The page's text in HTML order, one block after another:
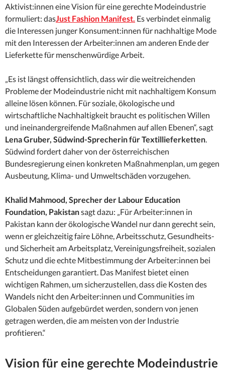
Aktivist:innen eine Vision für eine gerechte Modeindustrie
formuliert: dasJust Fashion Manifest. Es verbindet einmalig
die Interessen junger Konsument:innen für nachhaltige Mode
mit den Interessen der Arbeiter:innen am anderen Ende der
Lieferkette für menschenwürdige Arbeit.
„Es ist längst offensichtlich, dass wir die weitreichenden
Probleme der Modeindustrie nicht mit nachhaltigem Konsum
alleine lösen können. Für soziale, ökologische und
wirtschaftliche Nachhaltigkeit braucht es politischen Willen
und ineinandergreifende Maßnahmen auf allen Ebenen“, sagt
Lena Gruber, Südwind-Sprecherin für Textillieferketten.
Südwind fordert daher von der österreichischen
Bundesregierung einen konkreten Maßnahmenplan, um gegen
Ausbeutung, Klima- und Umweltschäden vorzugehen.
Khalid Mahmood, Sprecher der Labour Education
Foundation, Pakistansagt dazu: „Für Arbeiter:innen in
Pakistan kann der ökologische Wandel nur dann gerecht sein,
wenn er gleichzeitig faire Löhne, Arbeitsschutz, Gesundheits-
und Sicherheit am Arbeitsplatz, Vereinigungsfreiheit, sozialen
Schutz und die echte Mitbestimmung der Arbeiter:innen bei
Entscheidungen garantiert. Das Manifest bietet einen
wichtigen Rahmen, um sicherzustellen, dass die Kosten des
Wandels nicht den Arbeiter:innen und Communities im
Globalen Süden aufgebürdet werden, sondern von jenen
getragen werden, die am meisten von der Industrie
profitieren.“
Vision für eine gerechte Modeindustrie